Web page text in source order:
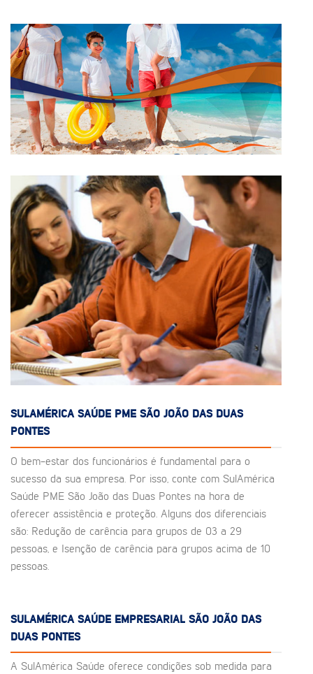
SULAMÉRICA SAÚDE PME SÃO JOÃO DAS DUAS
PONTES
O bem-estar dos funcionários é fundamental para o
sucesso da sua empresa. Por isso, conte com SulAmérica
Saúde PME São João das Duas Pontes na hora de
oferecer assistência e proteção. Alguns dos diferenciais
são: Redução de carência para grupos de 03 a 29
pessoas, e Isenção de carência para grupos acima de 10
pessoas.
SULAMÉRICA SAÚDE EMPRESARIAL SÃO JOÃO DAS
DUAS PONTES
A SulAmérica Saúde oferece condições sob medida para